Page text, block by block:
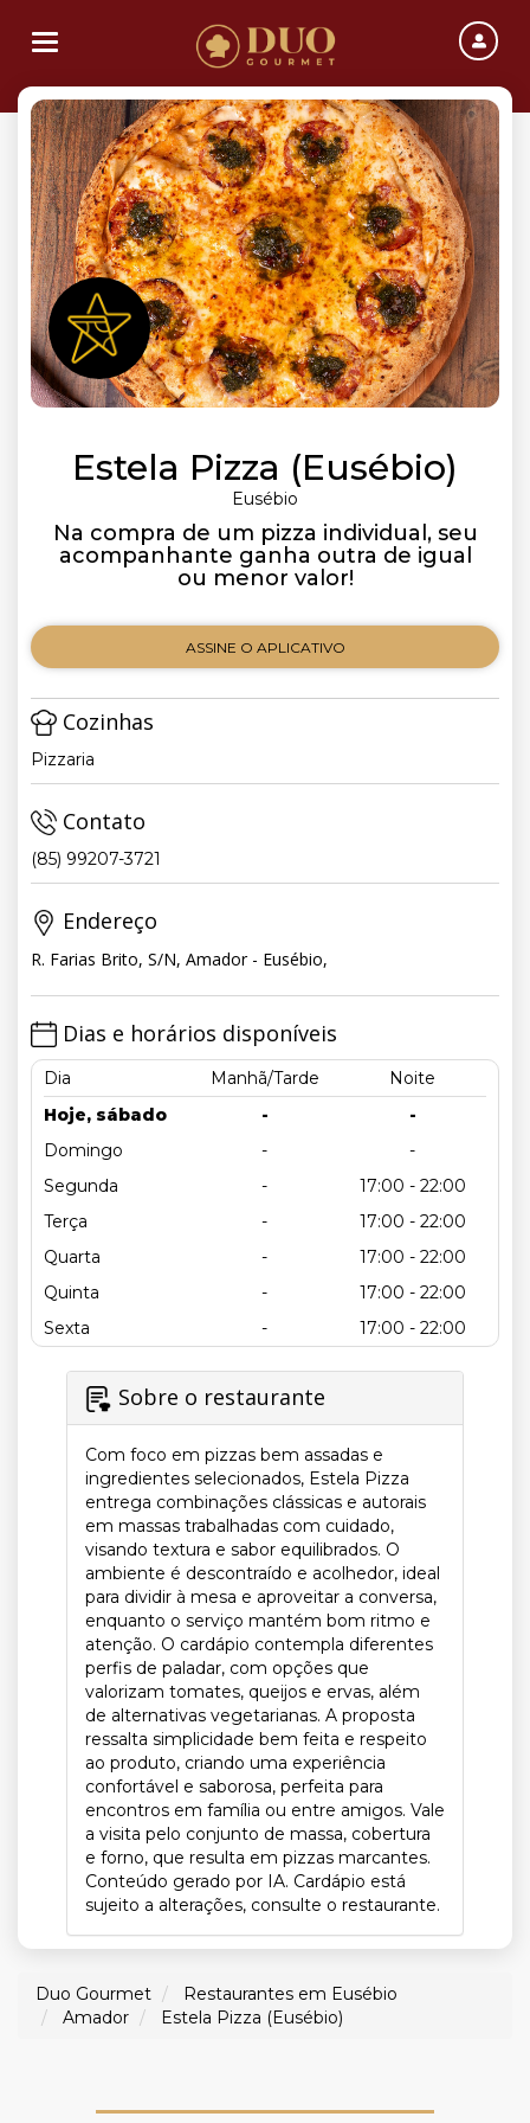
Toggle navigation
Estela Pizza (Eusébio)
Eusébio
Na compra de um pizza individual, seu
acompanhante ganha outra de igual
ou menor valor!
ASSINE O APLICATIVO
Cozinhas
Pizzaria
Contato
(85) 99207-3721
Endereço
R. Farias Brito, S/N, Amador - Eusébio,
Dias e horários disponíveis
Dia Manhã/Tarde
Noite
Hoje, sábado
-
-
Domingo
-
-
Segunda
-
17:00 - 22:00
Terça
-
17:00 - 22:00
Quarta
-
17:00 - 22:00
Quinta
-
17:00 - 22:00
Sexta
- 17:00 - 22:00
Sobre o restaurante
Com foco em pizzas bem assadas e
ingredientes selecionados, Estela Pizza
entrega combinações clássicas e autorais
em massas trabalhadas com cuidado,
visando textura e sabor equilibrados. O
ambiente é descontraído e acolhedor, ideal
para dividir à mesa e aproveitar a conversa,
enquanto o serviço mantém bom ritmo e
atenção. O cardápio contempla diferentes
perfis de paladar, com opções que
valorizam tomates, queijos e ervas, além
de alternativas vegetarianas. A proposta
ressalta simplicidade bem feita e respeito
ao produto, criando uma experiência
confortável e saborosa, perfeita para
encontros em família ou entre amigos. Vale
a visita pelo conjunto de massa, cobertura
e forno, que resulta em pizzas marcantes.
Conteúdo gerado por IA. Cardápio está
sujeito a alterações, consulte o restaurante.
Duo Gourmet
Restaurantes em Eusébio
Amador
Estela Pizza (Eusébio)